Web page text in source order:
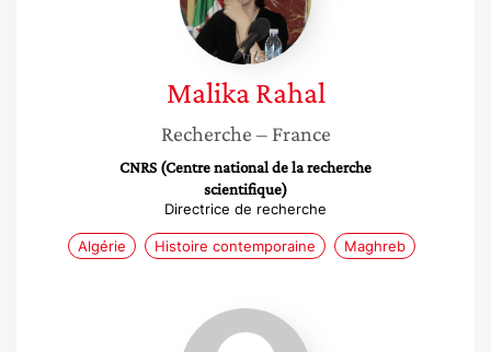
Malika Rahal
Recherche – France
CNRS (Centre national de la recherche
scientifique)
Directrice de recherche
Algérie Histoire contemporaine Maghreb
Lillia
Arezki